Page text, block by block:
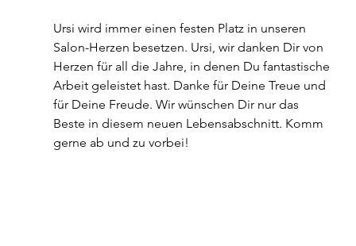
Ursi wird immer einen festen Platz in unseren
Salon-Herzen besetzen. Ursi, wir danken Dir von
Herzen für all die Jahre, in denen Du fantastische
Arbeit geleistet hast. Danke für Deine Treue und
für Deine Freude. Wir wünschen Dir nur das
Beste in diesem neuen Lebensabschnitt. Komm
gerne ab und zu vorbei!